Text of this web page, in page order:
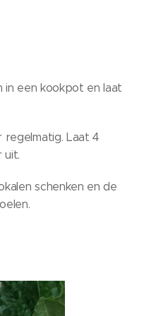
een kookpot en laat
Laat 4
uit.
schenken en de